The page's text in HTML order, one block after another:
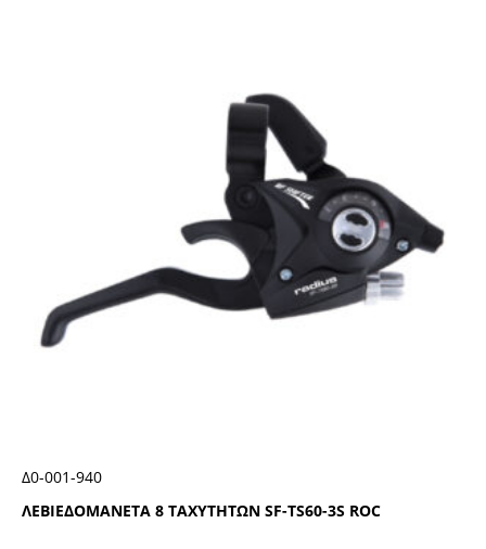
ΛΕΒΙΕΔΟΜΑΝΕΤΑ 8 ΤΑΧΥΤΗΤΩΝ SF-ΤS60-3S RΟC
Δ0-001-940